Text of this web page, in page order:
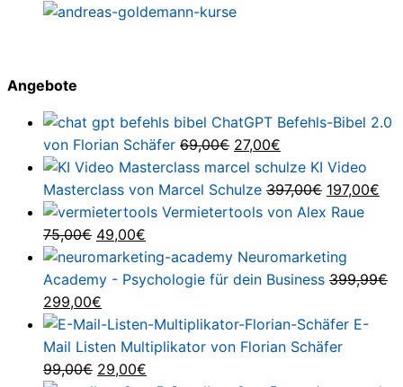
Angebote
ChatGPT Befehls-Bibel 2.0
von Florian Schäfer 69,00€ Ursprünglicher
Preis
war:
69,00€
27,00€
Preis
ist:
27,00€.
KI Video
Masterclass von Marcel Schulze 397,00€
Preis
397,00€
197,00€
Vermietertools von Alex Raue
75,00€ Ursprünglicher
Preis
war:
75,00€
49,00€
Preis
ist:
Neuromarketing
Academy - Psychologie für dein Business 399,99€
Ursprünglicher
Preis
war:
399,99€
299,00€
Preis
ist:
299,00€.
E-
Mail Listen Multiplikator von Florian Schäfer
99,00€ Ursprünglicher
29,00€